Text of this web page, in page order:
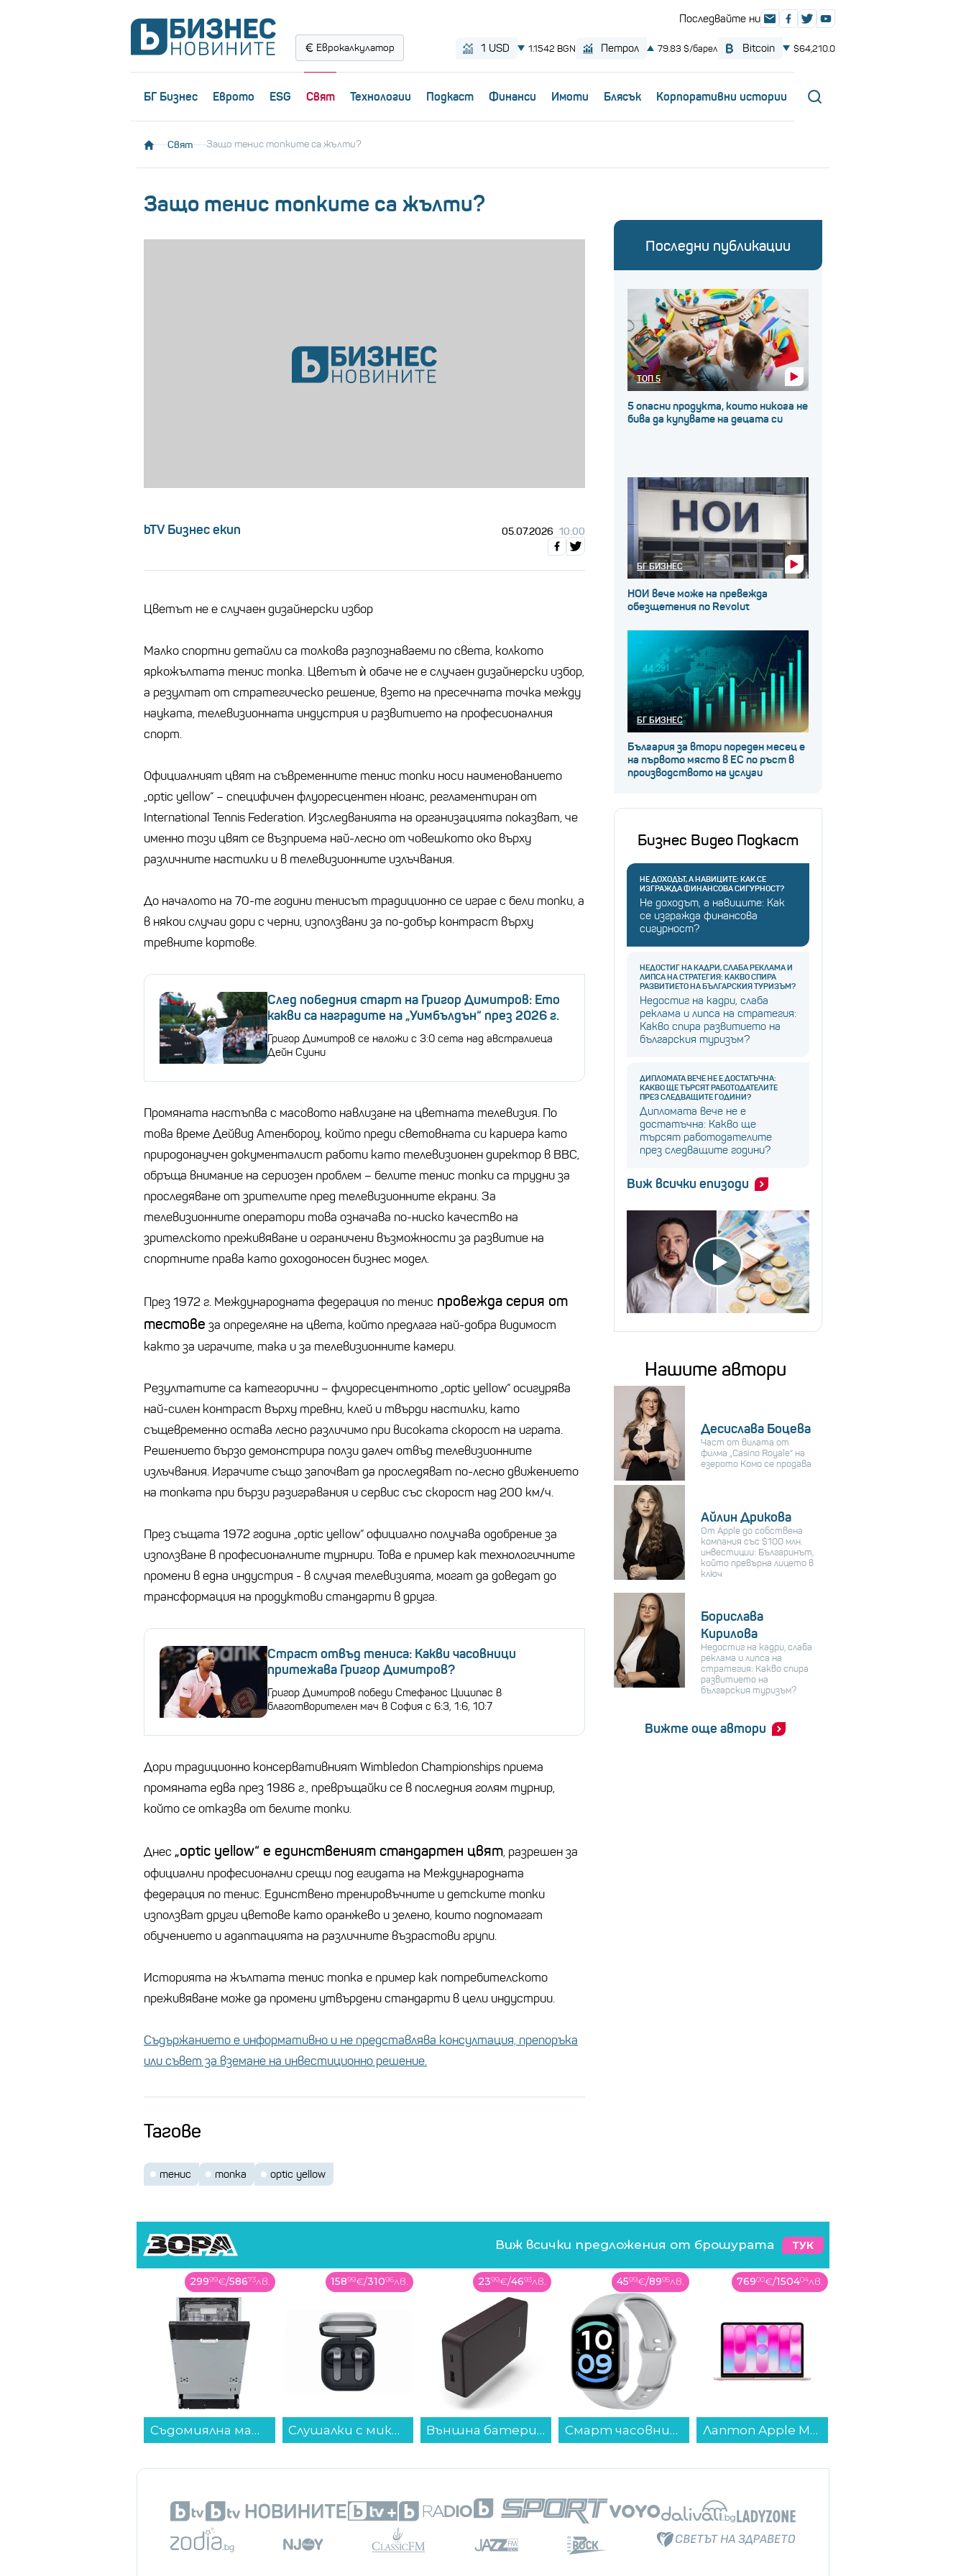
Еврокалкулатор
БГ Бизнес Еврото ESG Свят Технологии Пoдкаст Финанси Имоти Блясък Корпоративни истории
Свят Защо тенис топките са жълти?
Защо тенис топките са жълти?
bTV Бизнес екип 05.07.2026 10:00
Цветът не е случаен дизайнерски избор
Малко спортни детайли са толкова разпознаваеми по света, колкото
яркожълтата тенис топка. Цветът ѝ обаче не е случаен дизайнерски избор,
а резултат от стратегическо решение, взето на пресечната точка между
науката, телевизионната индустрия и развитието на професионалния
спорт.
Официалният цвят на съвременните тенис топки носи наименованието
„optic yellow“ – специфичен флуоресцентен нюанс, регламентиран от
International Tennis Federation. Изследванията на организацията показват, че
именно този цвят се възприема най-лесно от човешкото око върху
различните настилки и в телевизионните излъчвания.
До началото на 70-те години тенисът традиционно се играе с бели топки, а
в някои случаи дори с черни, използвани за по-добър контраст върху
тревните кортове.
След победния старт на Григор Димитров: Ето
какви са наградите на „Уимбълдън“ през 2026 г.
Григор Димитров се наложи с 3:0 сета над австралиеца
Дейн Суини
Промяната настъпва с масовото навлизане на цветната телевизия. По
това време Дейвид Атенбороу, който преди световната си кариера като
природонаучен документалист работи като телевизионен директор в BBC,
обръща внимание на сериозен проблем – белите тенис топки са трудни за
проследяване от зрителите пред телевизионните екрани. За
телевизионните оператори това означава по-ниско качество на
зрителското преживяване и ограничени възможности за развитие на
спортните права като доходоносен бизнес модел.
През 1972 г. Международната федерация по тенис провежда серия от
тестове за определяне на цвета, който предлага най-добра видимост
както за играчите, така и за телевизионните камери.
Резултатите са категорични – флуоресцентното „optic yellow“ осигурява
най-силен контраст върху тревни, клей и твърди настилки, като
същевременно остава лесно различимо при високата скорост на играта.
Решението бързо демонстрира ползи далеч отвъд телевизионните
излъчвания. Играчите също започват да проследяват по-лесно движението
на топката при бързи разигравания и сервис със скорост над 200 км/ч.
През същата 1972 година „optic yellow“ официално получава одобрение за
използване в професионалните турнири. Това е пример как технологичните
промени в една индустрия - в случая телевизията, могат да доведат до
трансформация на продуктови стандарти в друга.
Страст отвъд тениса: Какви часовници
притежава Григор Димитров?
Григор Димитров победи Стефанос Циципас в
благотворителен мач в София с 6:3, 1:6, 10:7
Дори традиционно консервативният Wimbledon Championships приема
промяната едва през 1986 г., превръщайки се в последния голям турнир,
който се отказва от белите топки.
Днес „optic yellow“ е единственият стандартен цвят, разрешен за
официални професионални срещи под егидата на Международната
федерация по тенис. Единствено тренировъчните и детските топки
използват други цветове като оранжево и зелено, които подпомагат
обучението и адаптацията на различните възрастови групи.
Историята на жълтата тенис топка е пример как потребителското
преживяване може да промени утвърдени стандарти в цели индустрии.
Съдържанието е информативно и не представлява консултация, препоръка
или съвет за вземане на инвестиционно решение.
Тагове
тенис топка optic yellow
Последни публикации
ТОП 5
5 опасни продукта, които никога не
бива да купувате на децата си
БГ БИЗНЕС
НОИ вече може на превежда
обезщетения по Revolut
БГ БИЗНЕС
България за втори пореден месец е
на първото място в ЕС по ръст в
производството на услуги
Бизнес Видео Подкаст
НЕ ДОХОДЪТ, А НАВИЦИТЕ: КАК СЕ
ИЗГРАЖДА ФИНАНСОВА СИГУРНОСТ?
Не доходът, а навиците: Как
се изгражда финансова
сигурност?
НЕДОСТИГ НА КАДРИ, СЛАБА РЕКЛАМА И
ЛИПСА НА СТРАТЕГИЯ: КАКВО СПИРА
РАЗВИТИЕТО НА БЪЛГАРСКИЯ ТУРИЗЪМ?
Недостиг на кадри, слаба
реклама и липса на стратегия:
Какво спира развитието на
българския туризъм?
ДИПЛОМАТА ВЕЧЕ НЕ Е ДОСТАТЪЧНА:
КАКВО ЩЕ ТЪРСЯТ РАБОТОДАТЕЛИТЕ
ПРЕЗ СЛЕДВАЩИТЕ ГОДИНИ?
Дипломата вече не е
достатъчна: Какво ще
търсят работодателите
през следващите години?
Виж всички епизоди
Нашите автори
Десислава Боцева
Част от вилата от
филма „Casino Royale“ на
езерото Комо се продава
Айлин Дрикова
От Apple до собствена
компания със $100 млн.
инвестиции: Българинът,
който превърна лицето в
ключ
Борислава
Кирилова
Недостиг на кадри, слаба
реклама и липса на
стратегия: Какво спира
развитието на
българския туризъм?
Вижте още автори
Виж всички предложения от брошурата ТУК
29999€/58673лв.
Съдомиялна машина за вграждане Finlux DFX4573ABI , 10 комплекта, 450 Ш, мм, C...
15899€/31096лв.
Слушалки с микрофон Samsung GALAXY BUDS 4 BLACK SM-R540NZKA , Bluetooth , IN-EAR (ТАПИ)...
2399€/4693лв.
Външна батерия Hama 201715, "Colour 20" тъмно лилавo 20000 mAh...
4599€/8995лв.
Смарт часовник Xiaomi REDMI WATCH 6 ACTIVE SILVER BHR09CXGL , 1.85...
76900€/150404лв.
Лаптоп Apple MacBook Neo 13" 256GB Blush mhfh4 , 13.00 , 256 , 8 , Apple A18 Pro 5 Core GPU , Apple A18 Pro 6 Core , Mac OS...